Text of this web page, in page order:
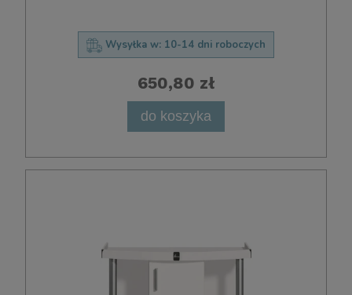
Wysyłka w: 10-14 dni roboczych
650,80 zł
do koszyka